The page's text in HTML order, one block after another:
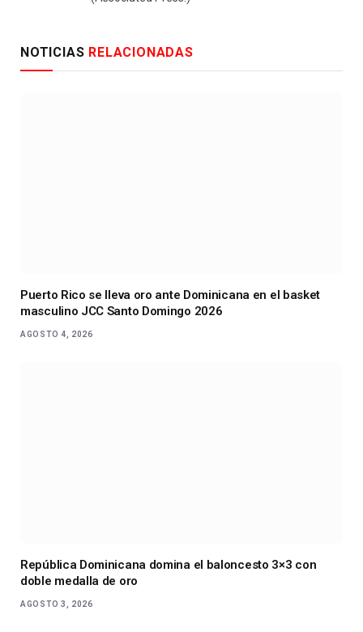
NOTICIAS RELACIONADAS
Puerto Rico se lleva oro ante Dominicana en el basket
masculino JCC Santo Domingo 2026
AGOSTO 4, 2026
República Dominicana domina el baloncesto 3×3 con
doble medalla de oro
AGOSTO 3, 2026